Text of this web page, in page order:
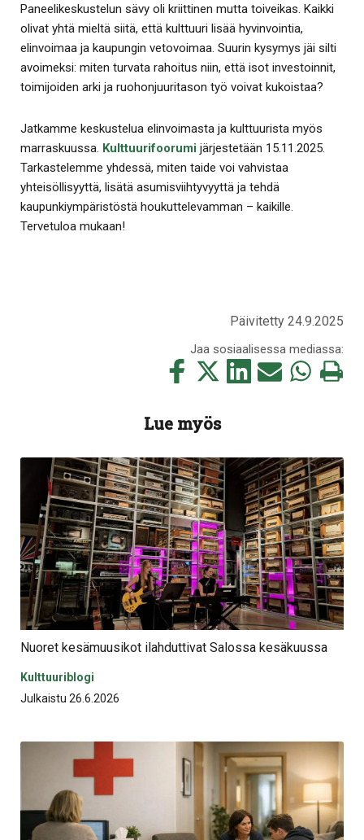
Paneelikeskustelun sävy oli kriittinen mutta toiveikas. Kaikki
olivat yhtä mieltä siitä, että kulttuuri lisää hyvinvointia,
elinvoimaa ja kaupungin vetovoimaa. Suurin kysymys jäi silti
avoimeksi: miten turvata rahoitus niin, että isot investoinnit,
toimijoiden arki ja ruohonjuuritason työ voivat kukoistaa?
Jatkamme keskustelua elinvoimasta ja kulttuurista myös
marraskuussa. Kulttuurifoorumi järjestetään 15.11.2025.
Tarkastelemme yhdessä, miten taide voi vahvistaa
yhteisöllisyyttä, lisätä asumisviihtyvyyttä ja tehdä
kaupunkiympäristöstä houkuttelevamman – kaikille.
Tervetuloa mukaan!
Päivitetty 24.9.2025
Jaa sosiaalisessa mediassa:
Jaa
tämä
Jaa
Jaa
tämä
Jaa
Jaa
Tulosta
Lue myös
Nuoret kesämuusikot ilahduttivat Salossa kesäkuussa
Kulttuuriblogi
Julkaistu 26.6.2026